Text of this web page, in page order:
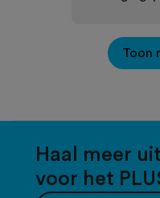
Toon
Haal meer
voor het